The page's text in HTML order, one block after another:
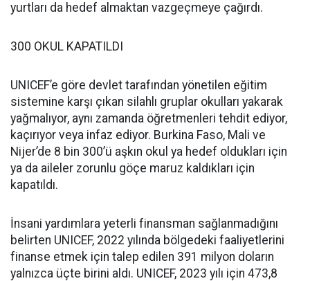
yurtları da hedef almaktan vazgeçmeye çağırdı.
300 OKUL KAPATILDI
UNICEF’e göre devlet tarafından yönetilen eğitim
sistemine karşı çıkan silahlı gruplar okulları yakarak
yağmalıyor, aynı zamanda öğretmenleri tehdit ediyor,
kaçırıyor veya infaz ediyor. Burkina Faso, Mali ve
Nijer’de 8 bin 300’ü aşkın okul ya hedef oldukları için
ya da aileler zorunlu göçe maruz kaldıkları için
kapatıldı.
İnsani yardımlara yeterli finansman sağlanmadığını
belirten UNICEF, 2022 yılında bölgedeki faaliyetlerini
finanse etmek için talep edilen 391 milyon doların
yalnızca üçte birini aldı. UNICEF, 2023 yılı için 473,8